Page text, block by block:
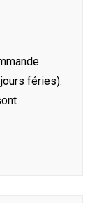
féries).